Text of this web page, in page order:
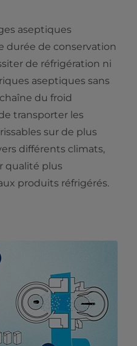
aseptiques
durée de conservation
de réfrigération ni
aseptiques sans
du froid
transporter les
sur de plus
différents climats,
qualité plus
produits réfrigérés.